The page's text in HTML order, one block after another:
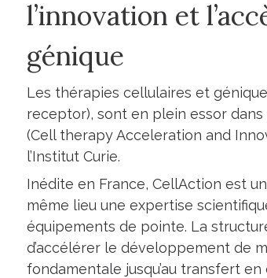
l’innovation et
génique
Les thérapies cellulaires et
receptor), sont en plein essor
(Cell therapy Acceleration and
l’Institut Curie.
Inédite en France, CellAction est
même lieu une expertise
équipements de pointe. La
d’accélérer le développement de
fondamentale jusqu’au transfert